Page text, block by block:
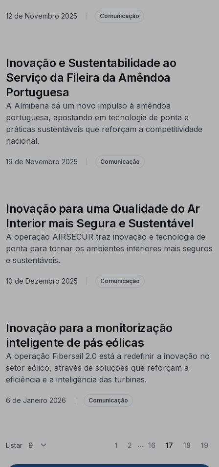
12 de Novembro 2025 Comunicação
Inovação e Sustentabilidade ao
Serviço da Fileira da Amêndoa
Portuguesa
A Almiberia dá um novo impulso à amêndoa
portuguesa, apostando em tecnologia de ponta e
práticas sustentáveis que reforçam a competitividade
nacional.
19 de Novembro 2025 Comunicação
Inovação para uma Qualidade do Ar
Interior mais Segura e Sustentável
A operação AIRSECUR traz inovação e tecnologia de
ponta para tornar os ambientes interiores mais seguros
e sustentáveis.
10 de Dezembro 2025 Comunicação
Inovação para a monitorização
inteligente de pás eólicas
A operação Fibersail 2.0 está a redefinir a inovação no
setor eólico, através de soluções que reforçam a
eficiência e a inteligência das turbinas.
6 de Janeiro 2026 Comunicação
Listar 1 2 ... 16 17 (Atual)
18 19